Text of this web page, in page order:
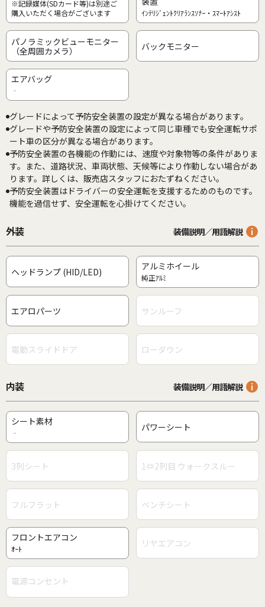
※記録媒体(SDカード等)は別途ご
購入いただく場合がございます
ｲﾝﾃﾘｼﾞｪﾝﾄｸﾘｱﾗﾝｽｿﾅｰ・ｽﾏｰﾄｱｼｽﾄ
パノラミックビューモニター
（全周囲カメラ）
バックモニター
エアバッグ
‐
グレードによって予防安全装置の設定が異なる場合があります。
グレードや予防安全装置の設定によって同じ車種でも安全運転サポ
ート車の区分が異なる場合があります。
予防安全装置の各機能の作動には、速度や対象物等の条件がありま
す。また、道路状況、車両状態、天候等により作動しない場合があ
ります。詳しくは、販売店スタッフにおたずねください。
予防安全装置はドライバーの安全運転を支援するためのものです。
機能を過信せず、安全運転を心掛けてください。
外装 装備説明／用語解説
ヘッドランプ (HID/LED) アルミホイール
純正ｱﾙﾐ
エアロパーツ サンルーフ
電動スライドドア ローダウン
内装 装備説明／用語解説
シート素材
‐ パワーシート
3列シート 1⇔2列目 ウォークスルー
フルフラット ベンチシート
フロントエアコン
ｵｰﾄ リヤエアコン
電源コンセント